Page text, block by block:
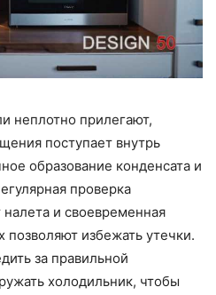
неплотно прилегают,
поступает внутрь
образование конденсата и
проверка
налета и своевременная
избежать утечки.
за правильной
холодильник, чтобы